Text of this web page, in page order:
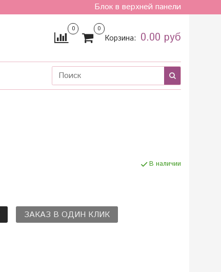
Блок в верхней панели
0 0
Корзина: 0.00 руб
В наличии
ЗАКАЗ В ОДИН КЛИК